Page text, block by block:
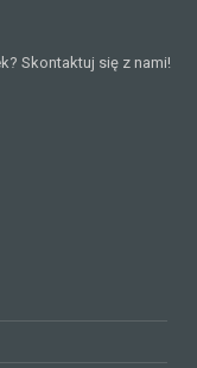
Skontaktuj się z nami!